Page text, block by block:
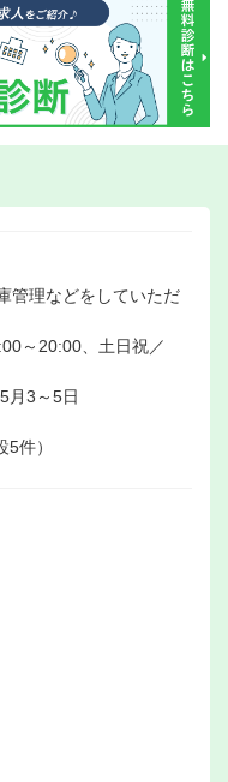
管理などをしていただ
～20:00、土日祝／
月3～5日
件）